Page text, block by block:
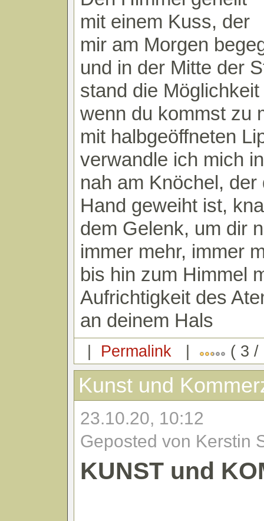
mit einem Kuss, der
mir am Morgen
und in der Mitte der
stand die
wenn du kommst zu
mit halbgeöffneten
verwandle ich mich
nah am Knöchel, der
Hand geweiht ist,
dem Gelenk, um dir
immer mehr, immer
bis hin zum Himmel
Aufrichtigkeit des
an deinem Hals
| Permalink | ( 3 /
Kunst und
23.10.20, 10:12
Geposted von Kerstin
KUNST und